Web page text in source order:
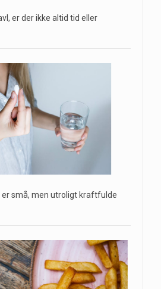
er der ikke altid tid eller
små, men utroligt kraftfulde